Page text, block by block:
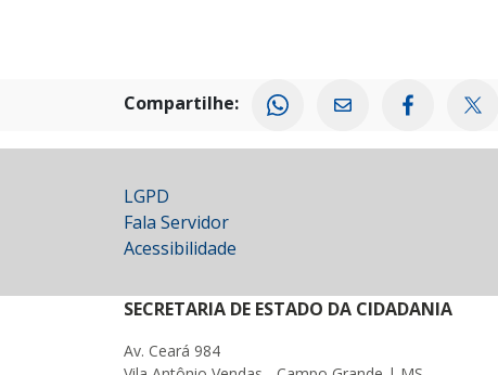
Compartilhe:
LGPD
Fala Servidor
Acessibilidade
SECRETARIA DE ESTADO DA CIDADANIA
Av. Ceará 984